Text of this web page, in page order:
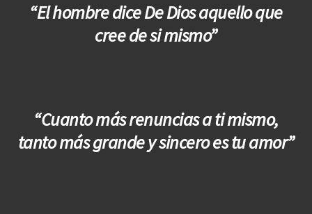
“El hombre dice De Dios aquello que
cree de si mismo”
“Cuanto más renuncias a ti mismo,
tanto más grande y sincero es tu amor”